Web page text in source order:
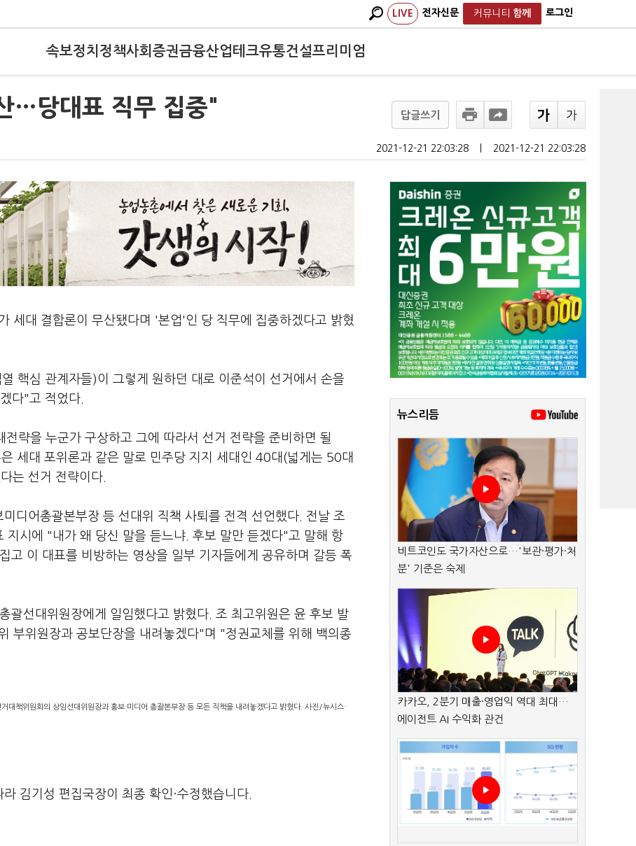
LIVE 전자신문 커뮤니티 함께 로그인
속보정치 정책사회 증권금융산업테크유통건설프리미엄
…당대표 직무 집중" 답글쓰기
2021-12-21 22:03:28 2021-12-21 22:03:28
세대 결합론이 무산됐다며 '본업'인 당 직무에 집중하겠다고 밝혔
핵심 관계자들)이 그렇게 원하던 대로 이준석이 선거에서 손을
다"고 적었다.
략을 누군가 구상하고 그에 따라서 선거 전략을 준비하면 될
세대 포위론과 같은 말로 민주당 지지 세대인 40대(넓게는 50대
는 선거 전략이다.
디어총괄본부장 등 선대위 직책 사퇴를 전격 선언했다. 전날 조
지시에 "내가 왜 당신 말을 듣느냐. 후보 말만 듣겠다"고 말해 항
고 이 대표를 비방하는 영상을 일부 기자들에게 공유하며 갈등 폭
괄선대위원장에게 일임했다고 밝혔다. 조 최고위원은 윤 후보 발
부위원장과 공보단장을 내려놓겠다"며 "정권교체를 위해 백의종
책위원회의 상임선대위원장과 홍보·미디어 총괄본부장 등 모든 직책을 내려놓겠다고 밝혔다. 사진/뉴시스·
김기성 편집국장이 최종 확인·수정했습니다.
뉴스리듬
비트코인도 국가자산으로…'보관·평가·처
분' 기준은 숙제
카카오, 2분기 매출·영업익 역대 최대…
에이전트 AI 수익화 관건